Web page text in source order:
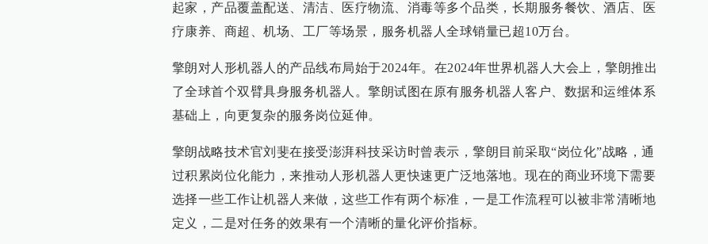
起家，产品覆盖配送、清洁、医疗物流、消毒等多个品类，长期服务餐饮、酒店、医
疗康养、商超、机场、工厂等场景，服务机器人全球销量已超10万台。
擎朗对人形机器人的产品线布局始于2024年。在2024年世界机器人大会上，擎朗推出
了全球首个双臂具身服务机器人。擎朗试图在原有服务机器人客户、数据和运维体系
基础上，向更复杂的服务岗位延伸。
擎朗战略技术官刘斐在接受澎湃科技采访时曾表示，擎朗目前采取“岗位化”战略，通
过积累岗位化能力，来推动人形机器人更快速更广泛地落地。现在的商业环境下需要
选择一些工作让机器人来做，这些工作有两个标准，一是工作流程可以被非常清晰地
定义，二是对任务的效果有一个清晰的量化评价指标。